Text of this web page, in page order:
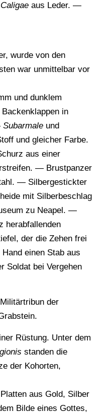
Caligaeaus Leder. —
wurde von den
war unmittelbar vor
und dunklem
in
Subarmaleund
und gleicher Farbe.
aus einer
— Brustpanzer
— Silbergestickter
mit Silberbeschlag
zu Neapel. —
herabfallenden
der die Zehen frei
einen Stab aus
Soldat bei Vergehen
der
Rüstung. Unter dem
standen die
der Kohorten,
aus Gold, Silber
Bilde eines Gottes,